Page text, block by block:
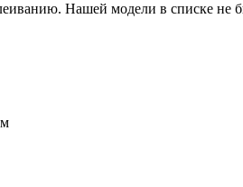
Нашей модели в списке не